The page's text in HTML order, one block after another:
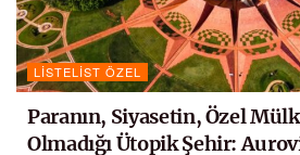
LISTELIST ÖZEL
Paranın, Siyasetin, Özel
Olmadığı Ütopik Şehir: